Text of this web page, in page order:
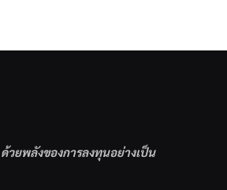
วยพลังของการลงทุนอย่างเป็น